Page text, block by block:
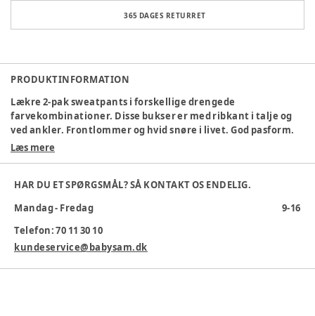
365 DAGES RETURRET
PRODUKTINFORMATION
Lækre 2-pak sweatpants i forskellige drengede
farvekombinationer. Disse bukser er med ribkant i talje og
ved ankler. Frontlommer og hvid snøre i livet. God pasform.
Super blødt materiale i 100 % bomuld.
Farve:Blå
Farvekode:713
Materiale :Bomuld
Materialesammensætning
Producent: Brands4Kids A/S, Industrivej 25, 7430 Ikanst,
Danmark, info@brands4kids.dk, www.brands4kids.dk
Produktionsland:Bangladesh
Læs mere
HAR DU ET SPØRGSMÅL? SÅ KONTAKT OS ENDELIG.
Mandag - Fredag
9-16
Telefon: 70 11 30 10
kundeservice@babysam.dk